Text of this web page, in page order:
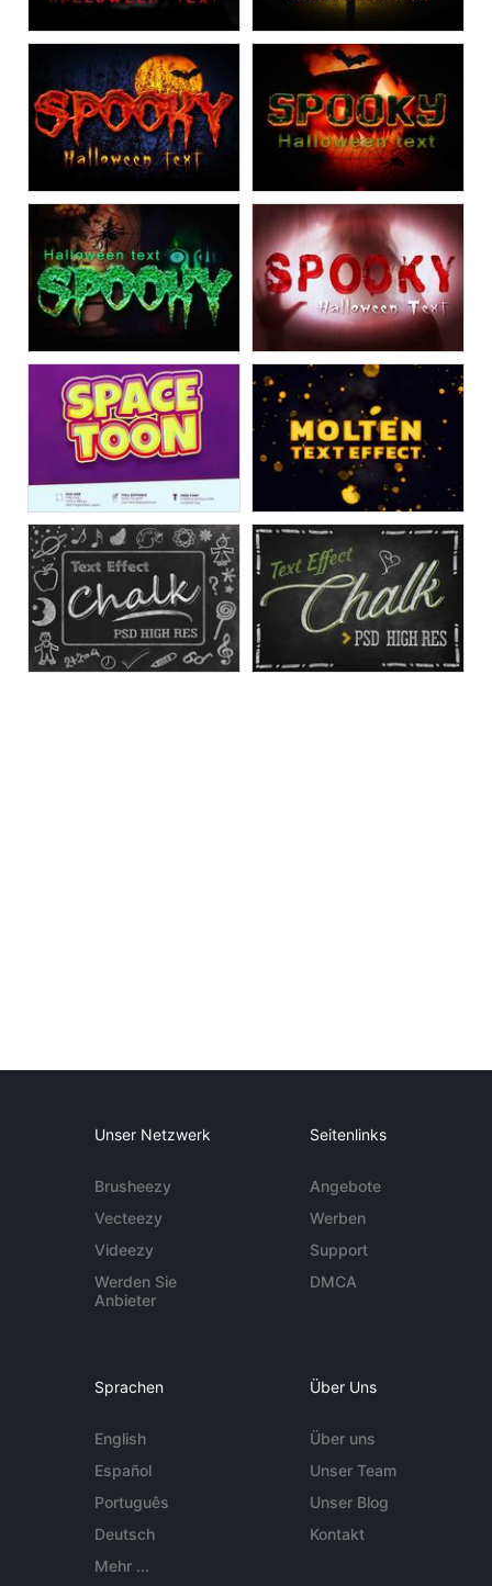
Unser Netzwerk
Brusheezy
Vecteezy
Videezy
Werden Sie
Anbieter
Seitenlinks
Angebote
Werben
Support
DMCA
Sprachen
English
Español
Português
Deutsch
Mehr ...
Über Uns
Über uns
Unser Team
Unser Blog
Kontakt